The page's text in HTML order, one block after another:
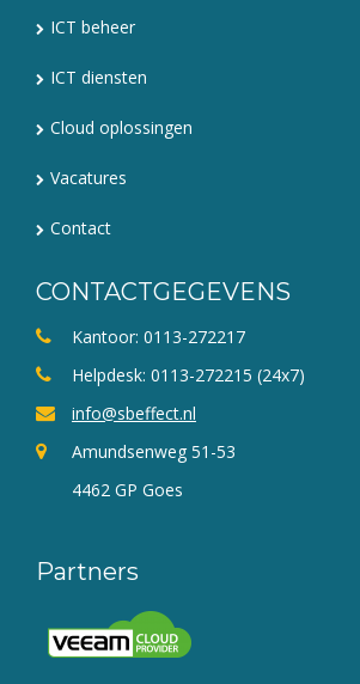
ICT beheer
ICT diensten
Cloud oplossingen
Vacatures
Contact
CONTACTGEGEVENS
Kantoor: 0113-272217
Helpdesk: 0113-272215 (24x7)
info@sbeffect.nl
Amundsenweg 51-53
4462 GP Goes
Partners